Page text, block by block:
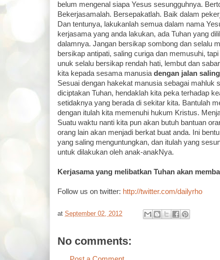
belum mengenal siapa Yesus sesungguhnya.
Bekerjasamalah. Bersepakatlah. Baik dalam
Dan tentunya, lakukanlah semua dalam nama
kerjasama yang anda lakukan, ada Tuhan yang
dalamnya. Jangan bersikap sombong dan selalu
bersikap antipati, saling curiga dan memusuhi,
unuk selalu bersikap rendah hati, lembut dan
kita kepada sesama manusia dengan jalan
Sesuai dengan hakekat manusia sebagai mahluk
diciptakan Tuhan, hendaklah kita peka terhadap
setidaknya yang berada di sekitar kita. Bantulah
dengan itulah kita memenuhi hukum Kristus.
Suatu waktu nanti kita pun akan butuh bantuan
orang lain akan menjadi berkat buat anda. Ini
yang saling menguntungkan, dan itulah yang
untuk dilakukan oleh anak-anakNya.
Kerjasama yang melibatkan Tuhan akan
Follow us on twitter: http://twitter.com/dailyrho
at September 02, 2012
No comments: